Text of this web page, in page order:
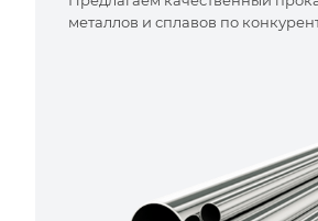
металлов и сплавов по